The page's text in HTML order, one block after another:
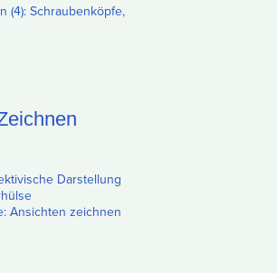
(4): Schraubenköpfe,
Darstellung
Ansichten zeichnen